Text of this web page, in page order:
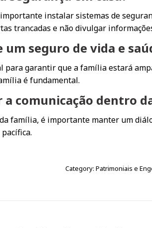
instalar sistemas de
trancadas e não divulgar
seguro de vida e
para garantir que a família estará
é fundamental.
a comunicação dentro
família, é importante manter um
Category: Patrimoniais e